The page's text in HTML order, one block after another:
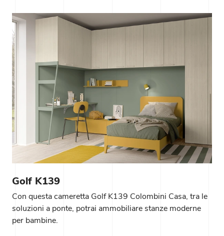
Golf K139
Con questa cameretta Golf K139 Colombini Casa, tra le
soluzioni a ponte, potrai ammobiliare stanze moderne
per bambine.